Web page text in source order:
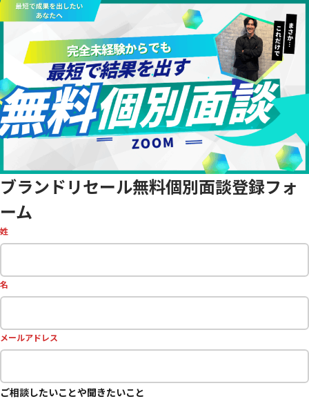
ブランドリセール無料個別面談登録フォ
ーム
姓
名
メールアドレス
ご相談したいことや聞きたいこと